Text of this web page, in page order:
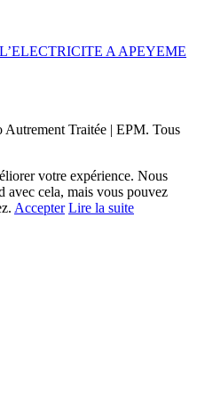
A APEYEME
Traitée | EPM. Tous
votre expérience. Nous
avec cela, mais vous pouvez
Accepter Lire la suite